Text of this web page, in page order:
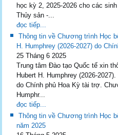
học kỳ 2, 2025-2026 cho các
Thủy sản -...
đọc tiếp...
Thông tin về Chương trình Học
H. Humphrey (2026-2027) do
25 Tháng 6 2025
Trung tâm Đào tạo Quốc tế xin
Hubert H. Humphrey (2026-
do Chính phủ Hoa Kỳ tài trợ.
Humphr...
đọc tiếp...
Thông tin về Chương trình Học
năm 2025